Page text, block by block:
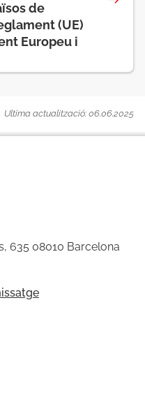
de
(UE)
Europeu i
Ultima actualització: 06.06.2025
635 08010 Barcelona